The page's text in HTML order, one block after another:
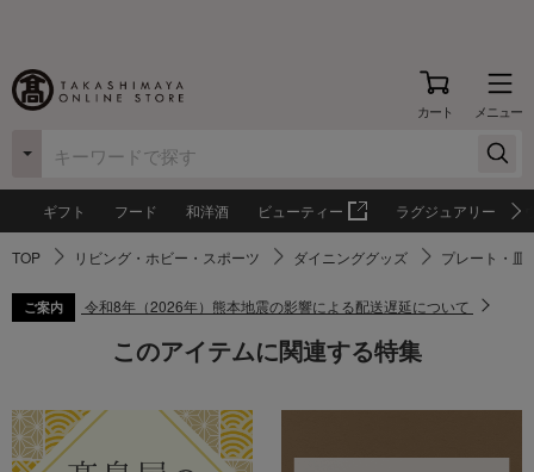
カート メニュー
ギフト フード 和洋酒 ビューティー ラグジュアリー
TOP リビング・ホビー・スポーツ ダイニンググッズ プレート・皿
ご案内 令和8年（2026年）熊本地震の影響による配送遅延について
このアイテムに関連する特集